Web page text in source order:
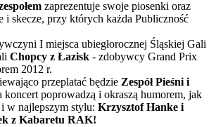
zaprezentuje swoje piosenki oraz
i skecze, przy których każda Publiczność
I miejsca ubiegłorocznej Śląskiej Gali
Chopcy z Łazisk - zdobywcy Grand Prix
2012 r.
przeplatać będzie Zespół Pieśni i
koncert poprowadzą i okraszą humorem, jak
w najlepszym stylu: Krzysztof Hanke i
z Kabaretu RAK!